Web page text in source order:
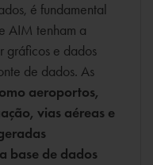
é fundamental
AIM tenham a
gráficos e dados
de dados. As
aeroportos,
vias aéreas e
base de dados